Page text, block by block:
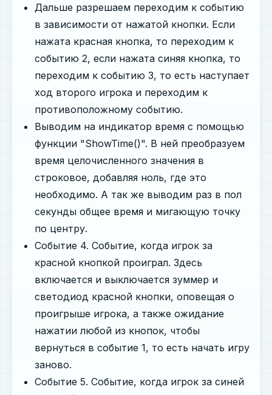
Дальше разрешаем переходим к событию
в зависимости от нажатой кнопки. Если
нажата красная кнопка, то переходим к
событию 2, если нажата синяя кнопка, то
переходим к событию 3, то есть наступает
ход второго игрока и переходим к
противоположному событию.
Выводим на индикатор время с помощью
функции "ShowTime()". В ней преобразуем
время целочисленного значения в
строковое, добавляя ноль, где это
необходимо. А так же выводим раз в пол
секунды общее время и мигающую точку
по центру.
Событие 4. Событие, когда игрок за
красной кнопкой проиграл. Здесь
включается и выключается зуммер и
светодиод красной кнопки, оповещая о
проигрыше игрока, а также ожидание
нажатии любой из кнопок, чтобы
вернуться в событие 1, то есть начать игру
заново.
Событие 5. Событие, когда игрок за синей